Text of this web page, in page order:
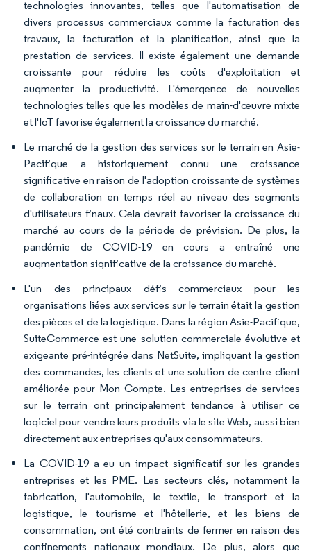
technologies innovantes, telles que l'automatisation de
divers processus commerciaux comme la facturation des
travaux, la facturation et la planification, ainsi que la
prestation de services. Il existe également une demande
croissante pour réduire les coûts d'exploitation et
augmenter la productivité. L'émergence de nouvelles
technologies telles que les modèles de main-d'œuvre mixte
et l'IoT favorise également la croissance du marché.
Le marché de la gestion des services sur le terrain en Asie-
Pacifique a historiquement connu une croissance
significative en raison de l'adoption croissante de systèmes
de collaboration en temps réel au niveau des segments
d'utilisateurs finaux. Cela devrait favoriser la croissance du
marché au cours de la période de prévision. De plus, la
pandémie de COVID-19 en cours a entraîné une
augmentation significative de la croissance du marché.
L'un des principaux défis commerciaux pour les
organisations liées aux services sur le terrain était la gestion
des pièces et de la logistique. Dans la région Asie-Pacifique,
SuiteCommerce est une solution commerciale évolutive et
exigeante pré-intégrée dans NetSuite, impliquant la gestion
des commandes, les clients et une solution de centre client
améliorée pour Mon Compte. Les entreprises de services
sur le terrain ont principalement tendance à utiliser ce
logiciel pour vendre leurs produits via le site Web, aussi bien
directement aux entreprises qu'aux consommateurs.
La COVID-19 a eu un impact significatif sur les grandes
entreprises et les PME. Les secteurs clés, notamment la
fabrication, l'automobile, le textile, le transport et la
logistique, le tourisme et l'hôtellerie, et les biens de
consommation, ont été contraints de fermer en raison des
confinements nationaux mondiaux. De plus, alors que